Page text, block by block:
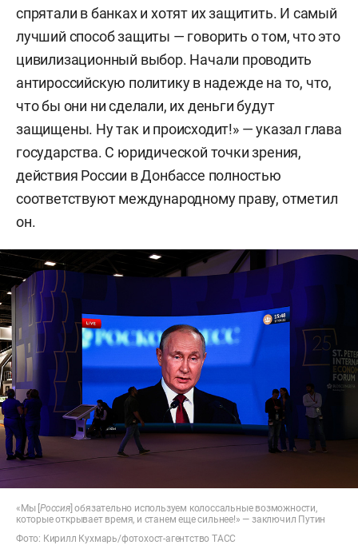
спрятали в банках и хотят их защитить. И самый
лучший способ защиты — говорить о том, что это
цивилизационный выбор. Начали проводить
антироссийскую политику в надежде на то, что,
что бы они ни сделали, их деньги будут
защищены. Ну так и происходит!» — указал глава
государства. С юридической точки зрения,
действия России в Донбассе полностью
соответствуют международному праву, отметил
он.
«Мы [ Россия] обязательно используем колоссальные возможности,
которые открывает время, и станем еще сильнее!» — заключил Путин
Фото: Кирилл Кухмарь/фотохост-агентство ТАСС